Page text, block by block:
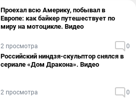
Проехал всю Америку, побывал в
Европе: как байкер путешествует по
миру на мотоцикле. Видео
2 просмотра 0
Российский ниндзя-скульптор снялся в
сериале «Дом Дракона». Видео
2 просмотра 0